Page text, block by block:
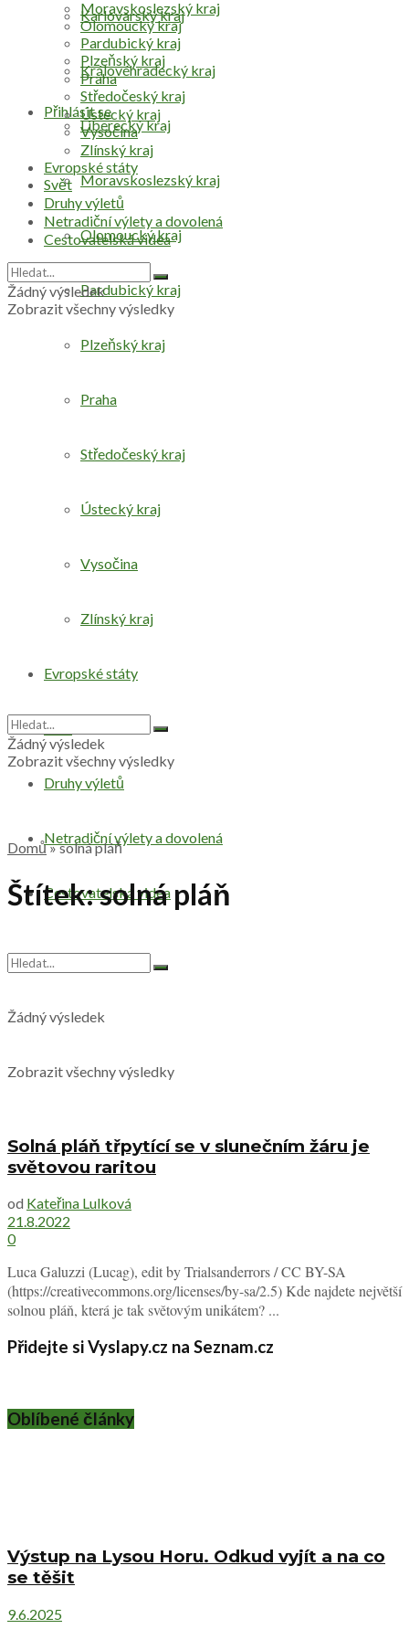
Přihlásit se
Karlovarský kraj
Královéhradecký kraj
Liberecký kraj
Moravskoslezský kraj
Olomoucký kraj
Pardubický kraj
Plzeňský kraj
Praha
Středočeský kraj
Ústecký kraj
Vysočina
Zlínský kraj
Evropské státy
Svět
Druhy výletů
Netradiční výlety a dovolená
Cestovatelská videa
Žádný výsledek
Zobrazit všechny výsledky
Moravskoslezský kraj
Olomoucký kraj
Pardubický kraj
Plzeňský kraj
Praha
Středočeský kraj
Ústecký kraj
Vysočina
Zlínský kraj
Evropské státy
Svět
Druhy výletů
Netradiční výlety a dovolená
Cestovatelská videa
Žádný výsledek
Zobrazit všechny výsledky
Žádný výsledek
Zobrazit všechny výsledky
Domů»solná pláň
Štítek:solná pláň
Solná pláň třpytící se v slunečním žáru je
světovou raritou
od Kateřina Lulková
21.8.2022
0
Luca Galuzzi (Lucag), edit by Trialsanderrors / CC BY-SA
(https://creativecommons.org/licenses/by-sa/2.5) Kde najdete největší
solnou pláň, která je tak světovým unikátem? ...
Přidejte si Vyslapy.cz na Seznam.cz
Oblíbené články
Výstup na Lysou Horu. Odkud vyjít a na co
se těšit
9.6.2025